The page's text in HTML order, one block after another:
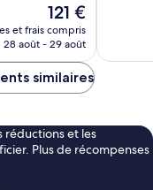
Le
nouveau
prix
de
121 €
et frais compris
28 août - 29 août
similaires
réductions et les
Plus de récompenses